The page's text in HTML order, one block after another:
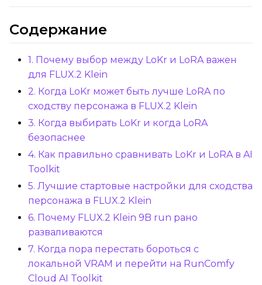
Optimizer
Learning Rate
Timestep Type
Weighted
Balanced
Содержание
1. Почему выбор между LoKr и LoRA важен
для FLUX.2 Klein
2. Когда LoKr может быть лучше LoRA по
сходству персонажа в FLUX.2 Klein
3. Когда выбирать LoKr и когда LoRA
безопаснее
4. Как правильно сравнивать LoKr и LoRA в AI
Toolkit
5. Лучшие стартовые настройки для сходства
персонажа в FLUX.2 Klein
6. Почему FLUX.2 Klein 9B run рано
разваливаются
7. Когда пора перестать бороться с
локальной VRAM и перейти на RunComfy
Cloud AI Toolkit